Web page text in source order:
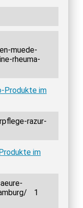
muede-
rheuma-
Produkte im
razur-
im
1